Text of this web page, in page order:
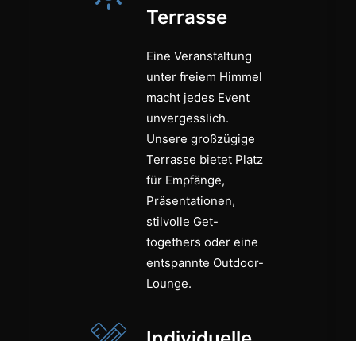
Terrasse
Eine Veranstaltung
unter freiem Himmel
macht jedes Event
unvergesslich.
Unsere großzügige
Terrasse bietet Platz
für Empfänge,
Präsentationen,
stilvolle Get-
togethers oder eine
entspannte Outdoor-
Lounge.